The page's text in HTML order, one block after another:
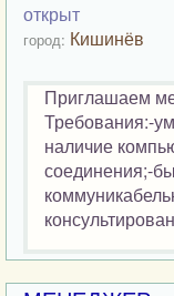
открыт
город: Кишинёв
Приглашаем
Требования:-
наличие
соединения;-